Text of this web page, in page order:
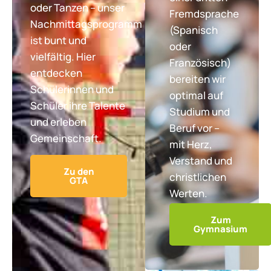
oder Tanzen – unser
Nachmittagsprogramm
ist bunt und
vielfältig. Hier
entdecken
Schülerinnen und
Schüler ihre Talente
und erleben
Gemeinschaft.
Zu den
GTA
Fremdsprache
(Spanisch
oder
Französisch)
bereiten wir
optimal auf
Studium und
Beruf vor –
mit Herz,
Verstand und
christlichen
Werten.
Zum
Gymnasium